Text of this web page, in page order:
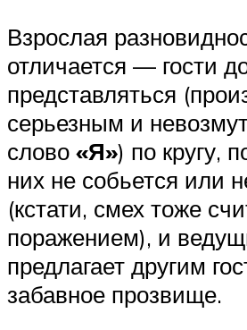
Взрослая
отличается — гости
представляться
серьезным и
слово «Я») по кругу,
них не собьется или
(кстати, смех тоже
поражением), и
предлагает другим
забавное прозвище.